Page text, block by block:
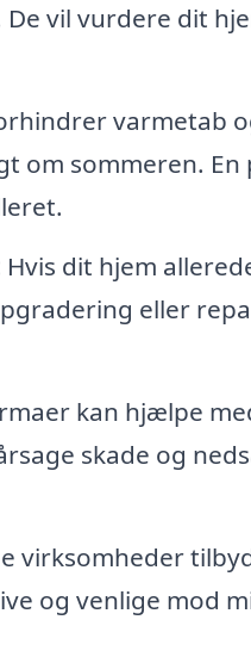
vil vurdere dit
varmetab
om sommeren.
Hvis dit hjem
eller
kan hjælpe
skade og
virksomheder
og venlige mod